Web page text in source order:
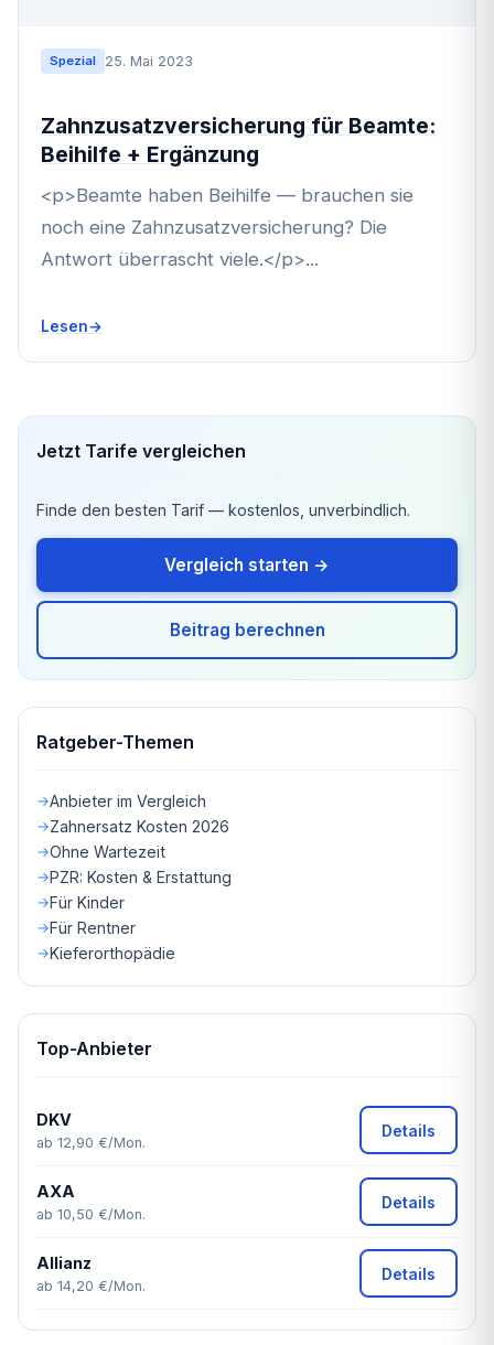
Spezial 25. Mai 2023
Zahnzusatzversicherung für Beamte:
Beihilfe + Ergänzung
<p>Beamte haben Beihilfe — brauchen sie
noch eine Zahnzusatzversicherung? Die
Antwort überrascht viele.</p>...
Lesen
Jetzt Tarife vergleichen
Finde den besten Tarif — kostenlos, unverbindlich.
Vergleich starten →
Beitrag berechnen
Ratgeber-Themen
Anbieter im Vergleich
Zahnersatz Kosten 2026
Ohne Wartezeit
PZR: Kosten & Erstattung
Für Kinder
Für Rentner
Kieferorthopädie
Top-Anbieter
DKV
ab 12,90 €/Mon.
Details
AXA
ab 10,50 €/Mon.
Details
Allianz
ab 14,20 €/Mon.
Details